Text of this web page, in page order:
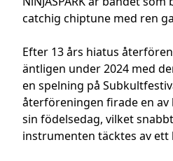
catchig chiptune med ren
Efter 13 års hiatus
äntligen under 2024 med
en spelning på
återföreningen firade en
sin födelsedag, vilket
instrumenten täcktes av